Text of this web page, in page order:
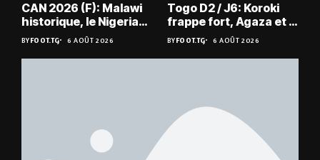
CAN 2026 (F): Malawi
historique, le Nigeria
sauvé, la Zambie
éliminée
BYFOOT.TG 6 AOÛT 2026
Togo D2 / J6: Koroki
frappe fort, Agaza et la
JCA assurent,
suspense avant Sara
FC – Doumbé FC
BYFOOT.TG 6 AOÛT 2026